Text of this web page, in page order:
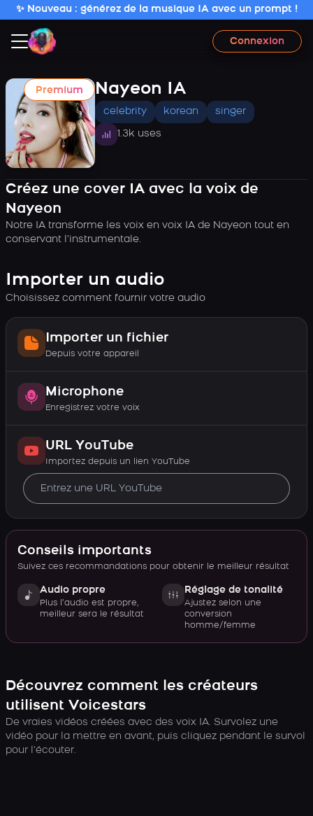
✨ Nouveau : générez de la musique IA avec un prompt !
Connexion
Premium Nayeon IA
celebrity korean singer
1.3k uses
Créez une cover IA avec la voix de
Nayeon
Notre IA transforme les voix en voix IA de Nayeon tout en
conservant l’instrumentale.
Importer un audio
Choisissez comment fournir votre audio
Importer un fichier
Depuis votre appareil
Microphone
Enregistrez votre voix
URL YouTube
Importez depuis un lien YouTube
Conseils importants
Suivez ces recommandations pour obtenir le meilleur résultat
Audio propre
Plus l’audio est propre,
meilleur sera le résultat
Réglage de tonalité
Ajustez selon une
conversion
homme/femme
Découvrez comment les créateurs
utilisent Voicestars
De vraies vidéos créées avec des voix IA. Survolez une
vidéo pour la mettre en avant, puis cliquez pendant le survol
pour l’écouter.